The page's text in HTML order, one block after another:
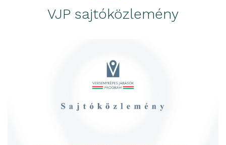
VJP sajtóközlemény